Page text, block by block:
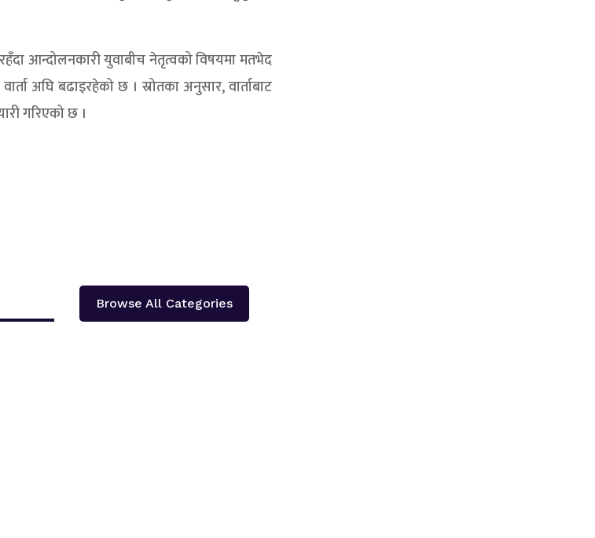
आन्दोलनकारी युवाबीच नेतृत्वको विषयमा मतभेद
अघि बढाइरहेको छ । स्रोतका अनुसार, वार्ताबाट
गरिएको छ ।
Browse All Categories